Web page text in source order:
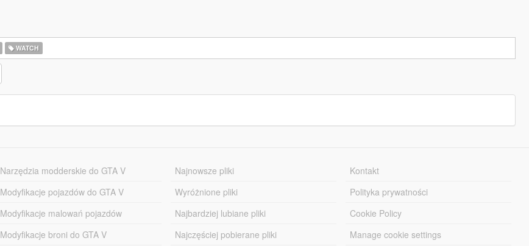
WATCH
Narzędzia modderskie do GTA V
Modyfikacje pojazdów do GTA V
Modyfikacje malowań pojazdów
Modyfikacje broni do GTA V
Najnowsze pliki
Wyróżnione pliki
Najbardziej lubiane pliki
Najczęściej pobierane pliki
Kontakt
Polityka prywatności
Cookie Policy
Manage cookie settings